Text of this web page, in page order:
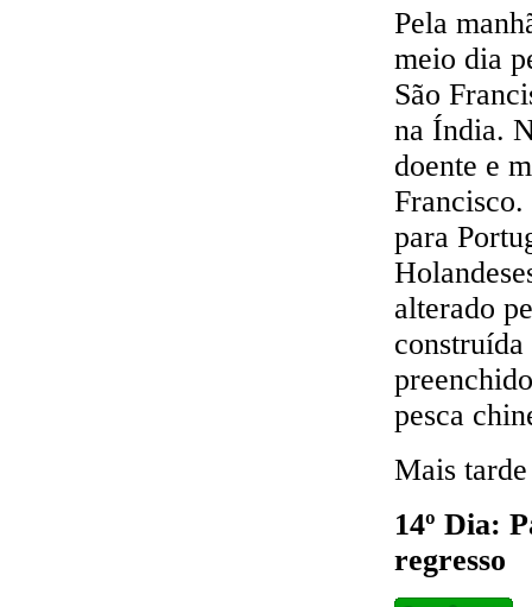
Pela
meio dia
São
na Índia.
doente e
Francisco.
para
alterado
pesca
Mais
14º Dia:
regresso